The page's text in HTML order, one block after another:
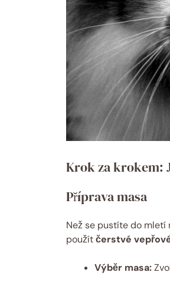
Krok za krokem:
Příprava masa
Než se pustíte do mletí
použítčerstvé
Výběr masa: